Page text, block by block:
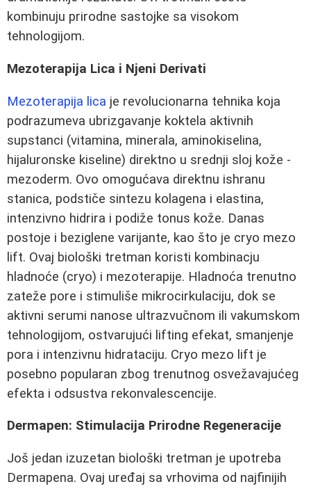
kombinuju prirodne sastojke sa visokom
tehnologijom.
Mezoterapija Lica i Njeni Derivati
Mezoterapija lica je revolucionarna tehnika koja
podrazumeva ubrizgavanje koktela aktivnih
supstanci (vitamina, minerala, aminokiselina,
hijaluronske kiseline) direktno u srednji sloj kože -
mezoderm. Ovo omogućava direktnu ishranu
stanica, podstiče sintezu kolagena i elastina,
intenzivno hidrira i podiže tonus kože. Danas
postoje i beziglene varijante, kao što je cryo mezo
lift. Ovaj biološki tretman koristi kombinacju
hladnoće (cryo) i mezoterapije. Hladnoća trenutno
zateže pore i stimuliše mikrocirkulaciju, dok se
aktivni serumi nanose ultrazvučnom ili vakumskom
tehnologijom, ostvarujući lifting efekat, smanjenje
pora i intenzivnu hidrataciju. Cryo mezo lift je
posebno popularan zbog trenutnog osvežavajućeg
efekta i odsustva rekonvalescencije.
Dermapen: Stimulacija Prirodne Regeneracije
Još jedan izuzetan biološki tretman je upotreba
Dermapena. Ovaj uređaj sa vrhovima od najfinijih